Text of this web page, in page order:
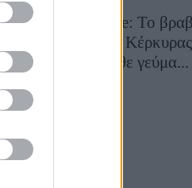
Toula’s Seaside: Το
εστιατόριο της
μετατρέπει κάθε γεύμα...